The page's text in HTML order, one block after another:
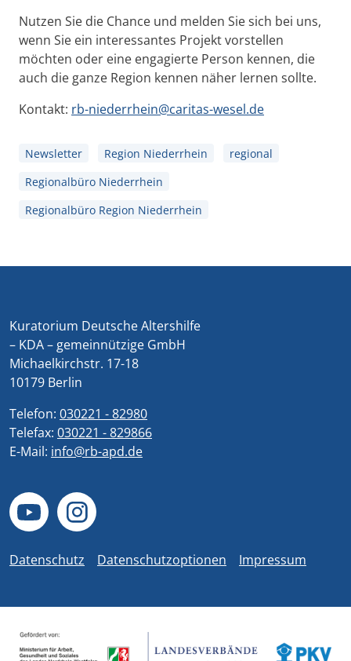
Nutzen Sie die Chance und melden Sie sich bei uns,
wenn Sie ein interessantes Projekt vorstellen
möchten oder eine engagierte Person kennen, die
auch die ganze Region kennen näher lernen sollte.
Kontakt: rb-niederrhein@caritas-wesel.de
Newsletter Region Niederrhein
regional
Regionalbüro Niederrhein
Regionalbüro Region Niederrhein
Kuratorium Deutsche Altershilfe
– KDA – gemeinnützige GmbH
Michaelkirchstr. 17-18
10179 Berlin
Telefon: 030221 - 82980
Telefax: 030221 - 829866
E-Mail: info@rb-apd.de
Datenschutz Datenschutzoptionen Impressum